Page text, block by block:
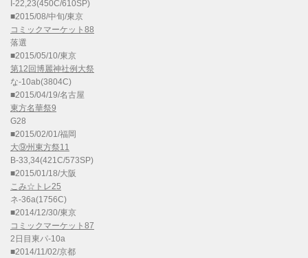
I-22,23(450C/610SP)
■2015/08/中旬/東京
コミックマーケット88
落選
■2015/05/10/東京
第12回博麗神社例大祭
な-10ab(3804C)
■2015/04/19/名古屋
東方名華祭9
G28
■2015/02/01/福岡
大⑨州東方祭11
B-33,34(421C/573SP)
■2015/01/18/大阪
こみ☆トレ25
ネ-36a(1756C)
■2014/12/30/東京
コミックマーケット87
2日目東パ-10a
■2014/11/02/京都